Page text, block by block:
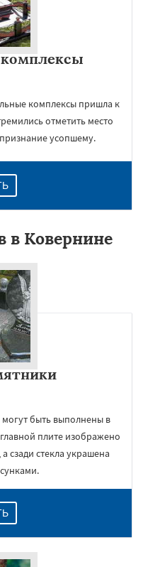
комплексы пришла к
отметить место
усопшему.
в Ковернине
быть выполнены в
плите изображено
сзади стекла украшена